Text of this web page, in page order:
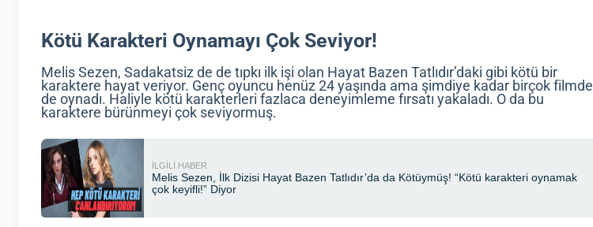
Kötü Karakteri Oynamayı Çok Seviyor!
Melis Sezen, Sadakatsiz de de tıpkı ilk işi olan Hayat Bazen Tatlıdır’daki gibi kötü bir
karaktere hayat veriyor. Genç oyuncu henüz 24 yaşında ama şimdiye kadar birçok filmde
de oynadı. Haliyle kötü karakterleri fazlaca deneyimleme fırsatı yakaladı. O da bu
karaktere bürünmeyi çok seviyormuş.